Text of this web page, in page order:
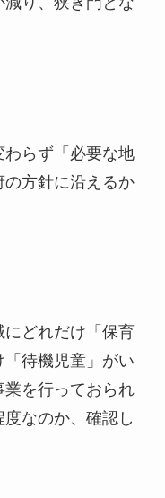
わらず「必要な地
方針に沿えるか
どれだけ「保育
待機児童」がい
業を行っておられ
なのか、確認し